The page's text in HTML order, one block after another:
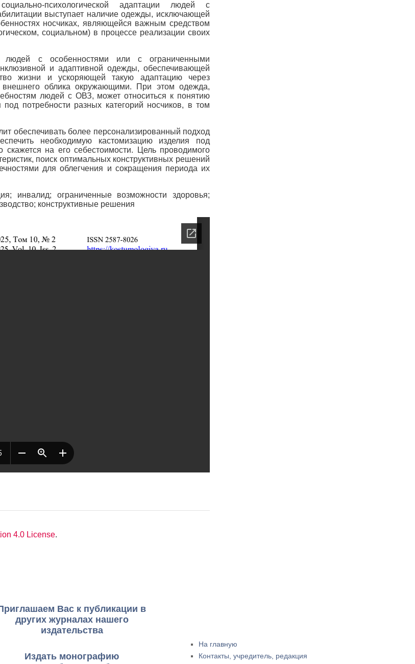
психологической адаптации людей с
выступает наличие одежды, исключающей
носчиках, являющейся важным средством
социальном) в процессе реализации своих
людей с особенностями или с ограниченными
и адаптивной одежды, обеспечивающей
жизни и ускоряющей такую адаптацию через
внешнего облика окружающими. При этом одежда,
людей с ОВЗ, может относиться к понятию
потребности разных категорий носчиков, в том
обеспечивать более персонализированный подход
необходимую кастомизацию изделия под
скажется на его себестоимости. Цель проводимого
поиск оптимальных конструктивных решений
для облегчения и сокращения периода их
инвалид; ограниченные возможности здоровья;
конструктивные решения
4.0 License.
Вас к публикации в
других журналах нашего
издательства
Издать монографию
На главную
Контакты, учредитель, редакция